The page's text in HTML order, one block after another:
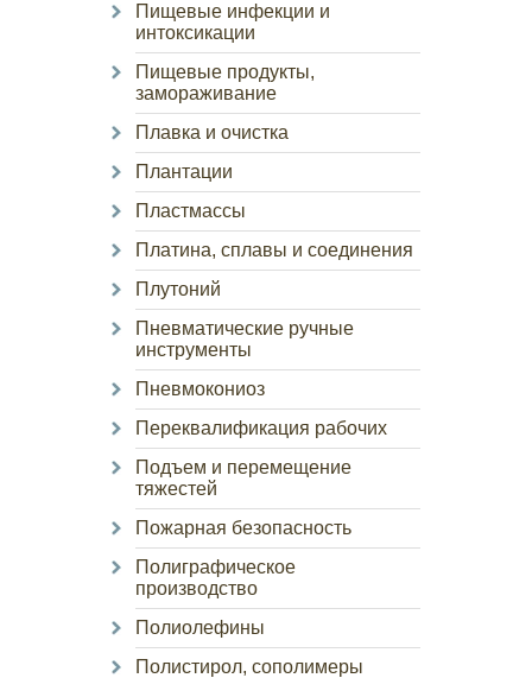
Пищевые инфекции и
интоксикации
Пищевые продукты,
замораживание
Плавка и очистка
Плантации
Пластмассы
Платина, сплавы и соединения
Плутоний
Пневматические ручные
инструменты
Пневмокониоз
Переквалификация рабочих
Подъем и перемещение
тяжестей
Пожарная безопасность
Полиграфическое
производство
Полиолефины
Полистирол, сополимеры